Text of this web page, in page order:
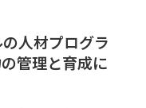
人材プログラ
管理と育成に